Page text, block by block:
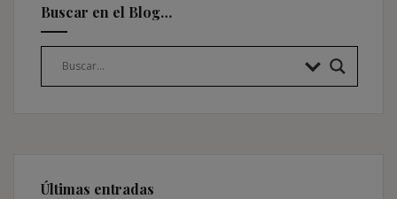
Buscar en el Blog…
Últimas entradas